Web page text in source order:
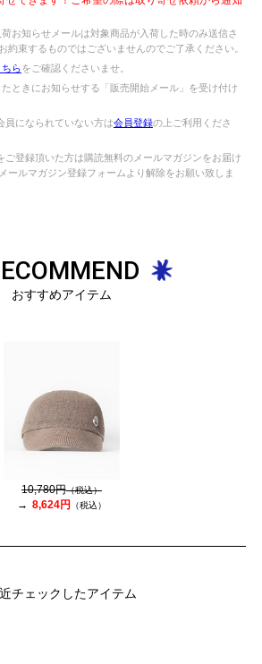
お知らせメールは対象商品が入荷した時のみ送信さ
約束するものではございませんのでご了承ください。
ちらをご確認くださいませ。
ときにお知らせする「販売開始メール」を受け付け
になられていない方は会員登録の上ご利用くださ
登録頂いた方は購読無料のメールマガジンをお届け
ールマガジン登録フォームより解除をお願い致しま
おすすめアイテム
10,780円（税込）
8,624円 （税込）
チェックしたアイテム